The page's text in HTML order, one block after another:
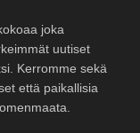
joka
uutiset
Kerromme sekä
että paikallisia